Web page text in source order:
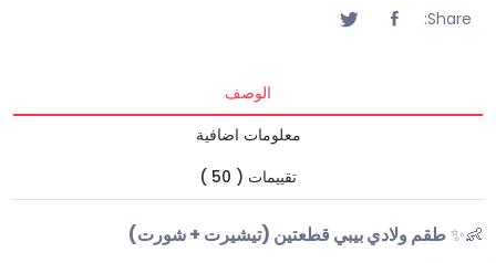
Share:
الوصف
معلومات اضافية
تقييمات ( 50 )
👶✨طقم ولادي بيبي قطعتين (تيشيرت + شورت)